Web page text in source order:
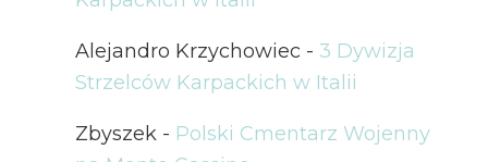
Alejandro Krzychowiec - 3 Dywizja
Strzelców Karpackich w Italii
Zbyszek - Polski Cmentarz Wojenny